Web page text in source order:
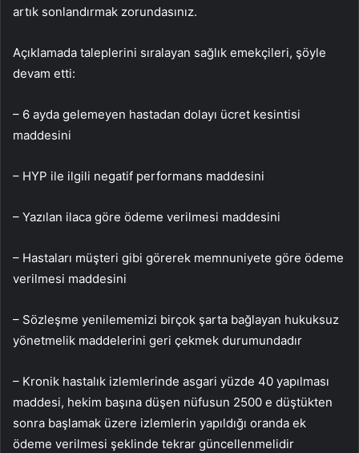
artık sonlandırmak zorundasınız.
Açıklamada taleplerini sıralayan sağlık emekçileri, şöyle
devam etti:
– 6 ayda gelemeyen hastadan dolayı ücret kesintisi
maddesini
– HYP ile ilgili negatif performans maddesini
– Yazılan ilaca göre ödeme verilmesi maddesini
– Hastaları müşteri gibi görerek memnuniyete göre ödeme
verilmesi maddesini
– Sözleşme yenilememizi birçok şarta bağlayan hukuksuz
yönetmelik maddelerini geri çekmek durumundadır
– Kronik hastalık izlemlerinde asgari yüzde 40 yapılması
maddesi, hekim başına düşen nüfusun 2500 e düştükten
sonra başlamak üzere izlemlerin yapıldığı oranda ek
ödeme verilmesi şeklinde tekrar güncellenmelidir